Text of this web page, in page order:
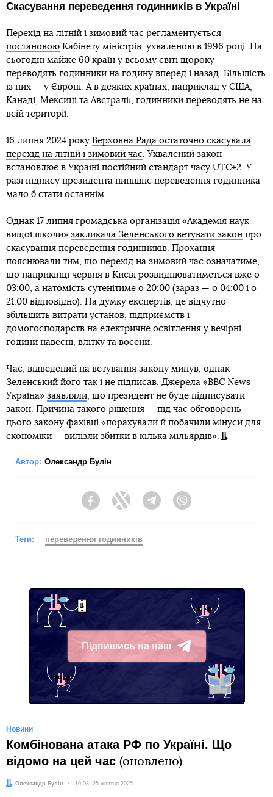
Скасування переведення годинників в Україні
Перехід на літній і зимовий час регламентується
постановою Кабінету міністрів, ухваленою в 1996 році. На
сьогодні майже 60 країн у всьому світі щороку
переводять годинники на годину вперед і назад. Більшість
із них — у Європі. А в деяких країнах, наприклад у США,
Канаді, Мексиці та Австралії, годинники переводять не на
всій території.
16 липня 2024 року Верховна Рада остаточно скасувала
перехід на літній і зимовий час. Ухвалений закон
встановлює в Україні постійний стандарт часу UTC+2. У
разі підпису президента нинішнє переведення годинника
мало б стати останнім.
Однак 17 липня громадська організація «Академія наук
вищої школи» закликала Зеленського ветувати закон про
скасування переведення годинників. Прохання
пояснювали тим, що перехід на зимовий час означатиме,
що наприкінці червня в Києві розвиднюватиметься вже о
03:00, а натомість сутенітиме о 20:00 (зараз — о 04:00 і о
21:00 відповідно). На думку експертів, це відчутно
збільшить витрати установ, підприємств і
домогосподарств на електричне освітлення у вечірні
години навесні, влітку та восени.
Час, відведений на ветування закону минув, однак
Зеленський його так і не підписав. Джерела «BBC News
Україна» заявляли, що президент не буде підписувати
закон. Причина такого рішення — під час обговорень
цього закону фахівці «порахували й побачили мінуси для
економіки — вилізли збитки в кілька мільярдів».
Автор: Олександр Булін
FacebookTwitter Telegram
Теги: переведення годинників
Підпишись на наш
Telegram
Новини
Комбінована атака РФ по Україні. Що
відомо на цей час (оновлено)
Автор:
Олександр Булін Дата:
10:03, 25 жовтня 2025